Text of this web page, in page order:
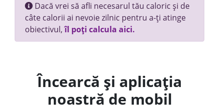
Dacă vrei să afli necesarul tău caloric și de
câte calorii ai nevoie zilnic pentru a-ți atinge
obiectivul,îl poți calcula aici.
Încearcă și aplicația
noastră de mobil